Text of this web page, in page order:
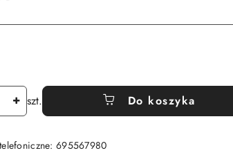
szt. Do koszyka
695567980